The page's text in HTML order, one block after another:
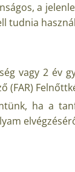
a
tudnia
vagy 2 év
(FAR)
ha a